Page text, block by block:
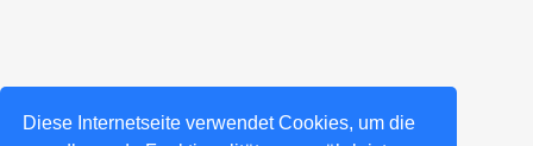
Diese Internetseite verwendet Cookies, um die